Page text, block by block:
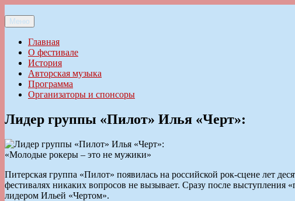
к
содержимому
Ильменский фестиваль авторской песни
Меню
Главная
О фестивале
История
Авторская музыка
Программа
Организаторы и спонсоры
Лидер группы «Пилот» Илья «Черт»:
«Молодые рокеры – это не мужики»
Питерская группа «Пилот» появилась на российской рок-сцене лет
фестивалях никаких вопросов не вызывает. Сразу после выступления
лидером Ильей «Чертом».